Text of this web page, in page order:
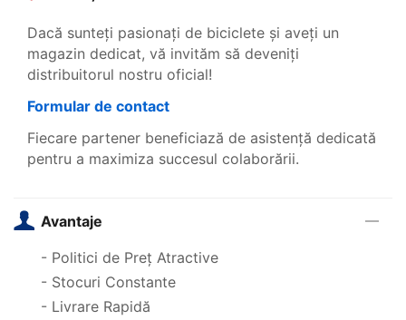
Dacă sunteți pasionați de biciclete și aveți un
magazin dedicat, vă invităm să deveniți
distribuitorul nostru oficial!
Formular de contact
Fiecare partener beneficiază de asistență dedicată
pentru a maximiza succesul colaborării.
Avantaje
- Politici de Preț Atractive
- Stocuri Constante
- Livrare Rapidă